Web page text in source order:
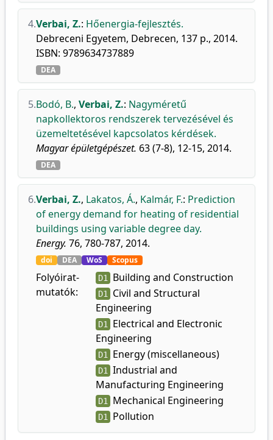
4.Verbai, Z.: Hőenergia-fejlesztés.
Debreceni Egyetem, Debrecen, 137 p., 2014.
ISBN: 9789634737889
DEA
5.Bodó, B., Verbai, Z.: Nagyméretű
napkollektoros rendszerek tervezésével és
üzemeltetésével kapcsolatos kérdések.
Magyar épületgépészet. 63 (7-8), 12-15, 2014.
DEA
6.Verbai, Z., Lakatos, Á., Kalmár, F.: Prediction
of energy demand for heating of residential
buildings using variable degree day.
Energy. 76, 780-787, 2014.
doi DEA WoS Scopus
Folyóirat-
mutatók:
D1 Building and Construction
D1
Civil and Structural
Engineering
D1
Electrical and Electronic
Engineering
D1 Energy (miscellaneous)
D1
Industrial and
Manufacturing Engineering
D1 Mechanical Engineering
D1 Pollution